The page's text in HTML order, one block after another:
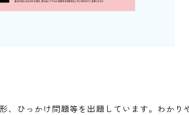
、ひっかけ問題等を出題しています。わかり